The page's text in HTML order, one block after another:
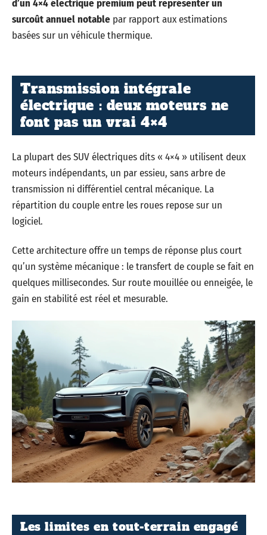
d’un 4×4 électrique premium peut représenter un
surcoût annuel notable par rapport aux estimations
basées sur un véhicule thermique.
Transmission intégrale
électrique : deux moteurs ne
font pas un vrai 4×4
La plupart des SUV électriques dits « 4×4 » utilisent deux
moteurs indépendants, un par essieu, sans arbre de
transmission ni différentiel central mécanique. La
répartition du couple entre les roues repose sur un
logiciel.
Cette architecture offre un temps de réponse plus court
qu’un système mécanique : le transfert de couple se fait en
quelques millisecondes. Sur route mouillée ou enneigée, le
gain en stabilité est réel et mesurable.
Les limites en tout-terrain engagé